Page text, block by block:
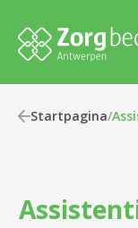
Startpagina/